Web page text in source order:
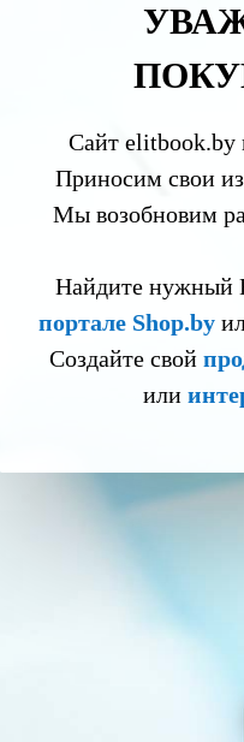
Сайт elitbook.by
Приносим свои
Мы возобновим
Найдите нужный
портале Shop.by
Создайте свой
или